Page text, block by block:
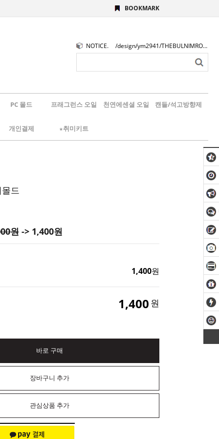
BOOKMARK
NOTICE. /design/ym2941/THEBULNIMROGO.png
PC 몰드 프래그런스 오일 천연에센셜 오일 캔들/석고방향제
개인결제 ★취미키트
드
원 -> 1,400원
1,400원
1,400 원
바로 구매
장바구니 추가
관심상품 추가